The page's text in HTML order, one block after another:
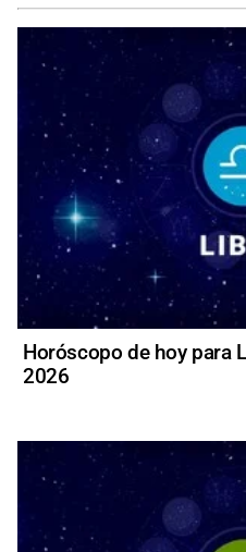
Horóscopo de hoy para
2026